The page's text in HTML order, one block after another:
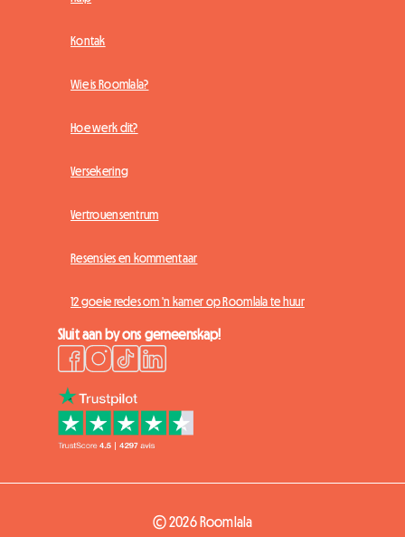
Kontak
Wie is Roomlala?
Hoe werk dit?
Versekering
Vertrouensentrum
Resensies en kommentaar
12 goeie redes om 'n kamer op Roomlala te huur
Sluit aan by ons gemeenskap!
© 2026 Roomlala